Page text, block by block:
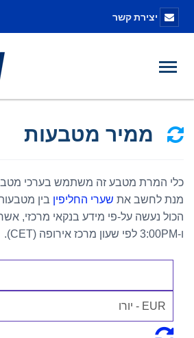
יצירת קשר
ממיר מטבעות
כלי המרת מטבע זה משתמש בערכי מטבע
מנת לחשב את שערי החליפין בין
ו-3:00PM לפי שעון מרכז אירופה (CET).